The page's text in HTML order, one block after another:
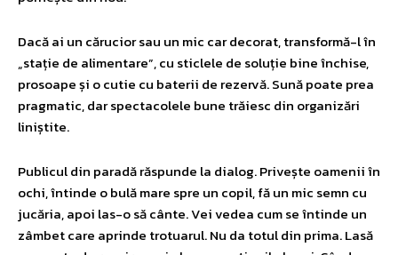
Dacă ai un cărucior sau un mic car decorat, transformă-l în
„stație de alimentare”, cu sticlele de soluție bine închise,
prosoape și o cutie cu baterii de rezervă. Sună poate prea
pragmatic, dar spectacolele bune trăiesc din organizări
liniștite.
Publicul din paradă răspunde la dialog. Privește oamenii în
ochi, întinde o bulă mare spre un copil, fă un mic semn cu
jucăria, apoi las-o să cânte. Vei vedea cum se întinde un
zâmbet care aprinde trotuarul. Nu da totul din prima. Lasă